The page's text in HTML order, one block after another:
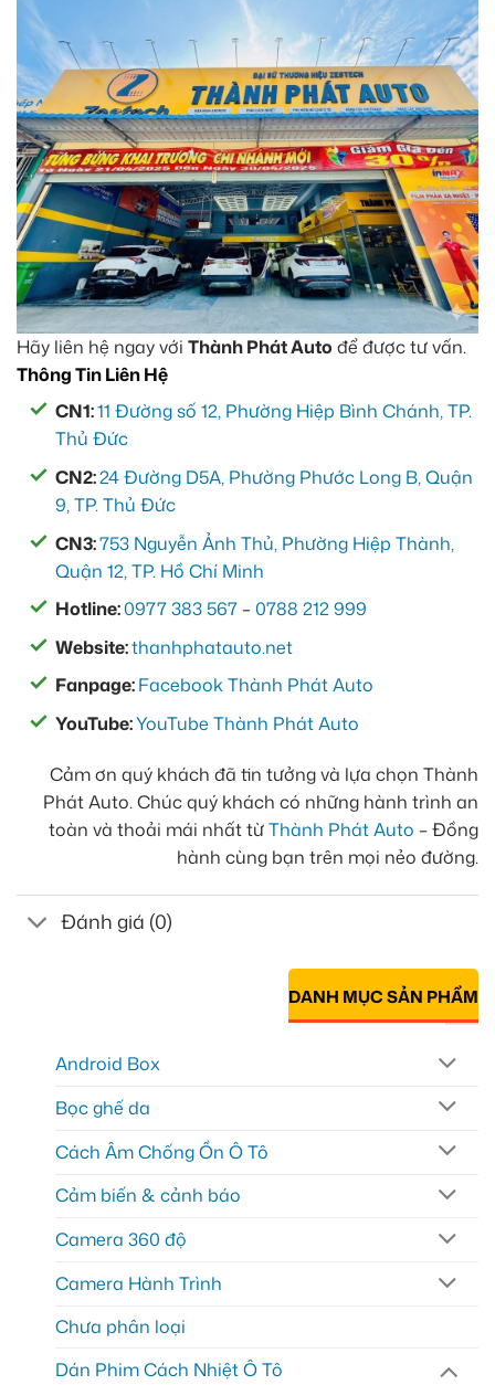
Hãy liên hệ ngay với Thành Phát Auto để được tư vấn.
Thông Tin Liên Hệ
CN1:11 Đường số 12, Phường Hiệp Bình Chánh, TP.
Thủ Đức
CN2:24 Đường D5A, Phường Phước Long B, Quận
9, TP. Thủ Đức
CN3:753 Nguyễn Ảnh Thủ, Phường Hiệp Thành,
Quận 12, TP. Hồ Chí Minh
Hotline:0977 383 567 –0788 212 999
Website:thanhphatauto.net
Fanpage:Facebook Thành Phát Auto
YouTube:YouTube Thành Phát Auto
Cảm ơn quý khách đã tin tưởng và lựa chọn Thành
Phát Auto. Chúc quý khách có những hành trình an
toàn và thoải mái nhất từThành Phát Auto – Đồng
hành cùng bạn trên mọi nẻo đường.
Đánh giá (0)
DANH MỤC SẢN PHẨM
Android Box
Bọc ghế da
Cách Âm Chống Ồn Ô Tô
Cảm biến & cảnh báo
Camera 360 độ
Camera Hành Trình
Chưa phân loại
Dán Phim Cách Nhiệt Ô Tô